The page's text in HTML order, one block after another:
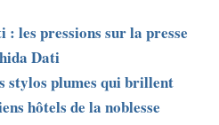
les pressions sur la presse
Dati
stylos plumes qui brillent
hôtels de la noblesse